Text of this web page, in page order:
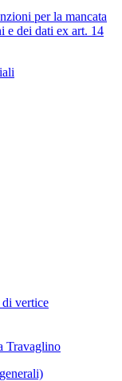
per la mancata
e dei dati ex art. 14
vertice
Travaglino